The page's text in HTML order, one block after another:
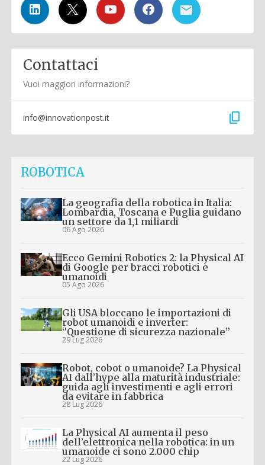
Contattaci
Vuoi maggiori informazioni?
info@innovationpost.it content_copy
ROBOTICA
La geografia della robotica in Italia:
Lombardia, Toscana e Puglia guidano
un settore da 1,1 miliardi
06 Ago 2026
Ecco Gemini Robotics 2: la Physical AI
di Google per bracci robotici e
umanoidi
05 Ago 2026
Gli USA bloccano le importazioni di
robot umanoidi e inverter:
“Questione di sicurezza nazionale”
29 Lug 2026
Robot, cobot o umanoide? La Physical
AI dall’hype alla maturità industriale:
guida agli investimenti e agli errori
da evitare in fabbrica
28 Lug 2026
La Physical AI aumenta il peso
dell’elettronica nella robotica: in un
umanoide ci sono 2.000 chip
22 Lug 2026